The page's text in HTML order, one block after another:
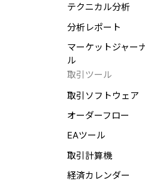
テクニカル分析
分析レポート
マーケットジャー
ル
取引ツール
取引ソフトウェア
オーダーフロー
EAツール
取引計算機
経済カレンダー